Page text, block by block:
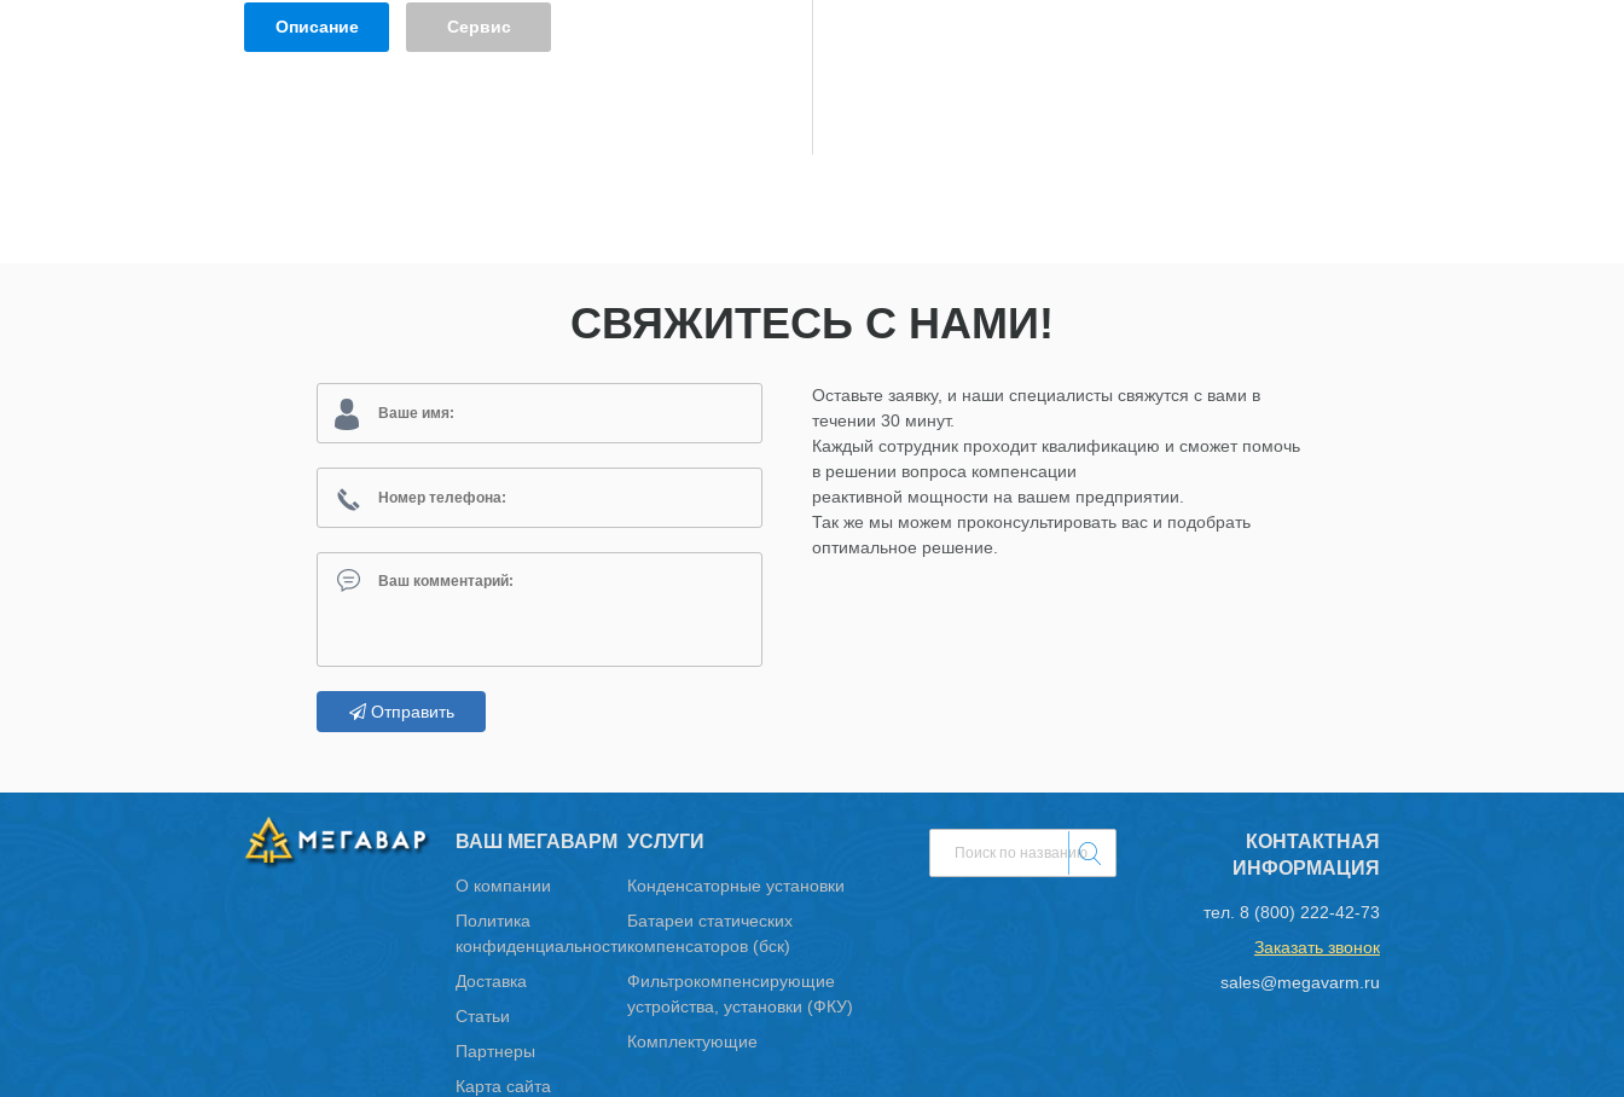
Описание Сервис
СВЯЖИТЕСЬ С НАМИ!
Отправить
Оставьте заявку, и наши специалисты свяжутся с вами в
течении 30 минут.
Каждый сотрудник проходит квалификацию и сможет помочь
в решении вопроса компенсации
реактивной мощности на вашем предприятии.
Так же мы можем проконсультировать вас и подобрать
оптимальное решение.
ВАШ МЕГАВАРМ
О компании
Политика
конфиденциальности
Доставка
Статьи
Партнеры
Карта сайта
УСЛУГИ
Конденсаторные установки
Батареи статических
компенсаторов (бск)
Фильтрокомпенсирующие
устройства, установки (ФКУ)
Комплектующие
КОНТАКТНАЯ
ИНФОРМАЦИЯ
тел. 8 (800) 222-42-73
Заказать звонок
sales@megavarm.ru